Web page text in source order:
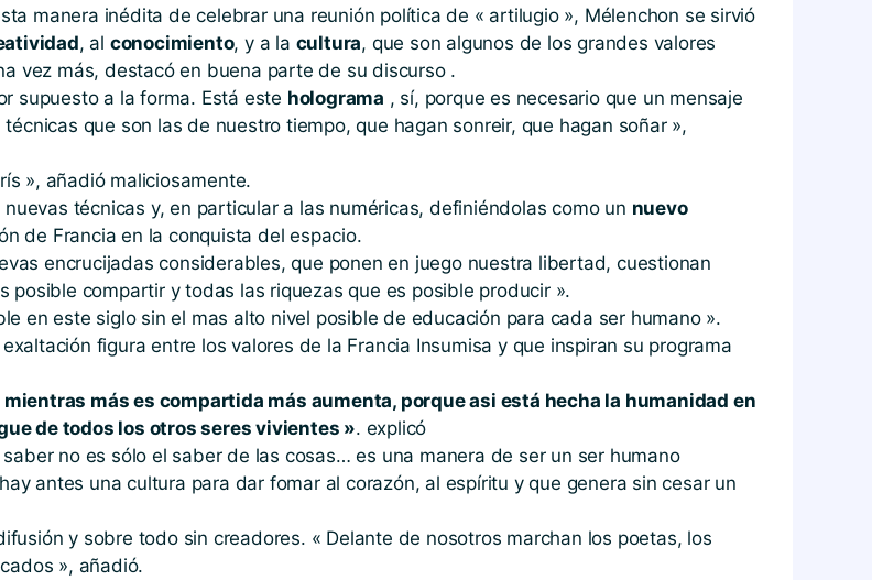
manera inédita de celebrar una reunión política de « artilugio », Mélenchon se sirvió
, al conocimiento, y a la cultura, que son algunos de los grandes valores
vez más, destacó en buena parte de su discurso .
supuesto a la forma. Está este holograma , sí, porque es necesario que un mensaje
que son las de nuestro tiempo, que hagan sonreir, que hagan soñar »,
», añadió maliciosamente.
técnicas y, en particular a las numéricas, definiéndolas como un nuevo
de Francia en la conquista del espacio.
encrucijadas considerables, que ponen en juego nuestra libertad, cuestionan
compartir y todas las riquezas que es posible producir ».
en este siglo sin el mas alto nivel posible de educación para cada ser humano ».
figura entre los valores de la Francia Insumisa y que inspiran su programa
más es compartida más aumenta, porque asi está hecha la humanidad en
de todos los otros seres vivientes ». explicó
no es sólo el saber de las cosas… es una manera de ser un ser humano
antes una cultura para dar fomar al corazón, al espíritu y que genera sin cesar un
y sobre todo sin creadores. « Delante de nosotros marchan los poetas, los
», añadió.